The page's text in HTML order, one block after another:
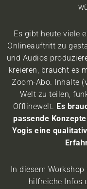
Es gibt heute viele
Onlineauftritt zu
und Audios
kreieren, braucht es
Zoom-Abo. Inhalte
Welt zu teilen,
Offlinewelt. Es
passende
Yogis eine
In diesem
hilfreiche Infos